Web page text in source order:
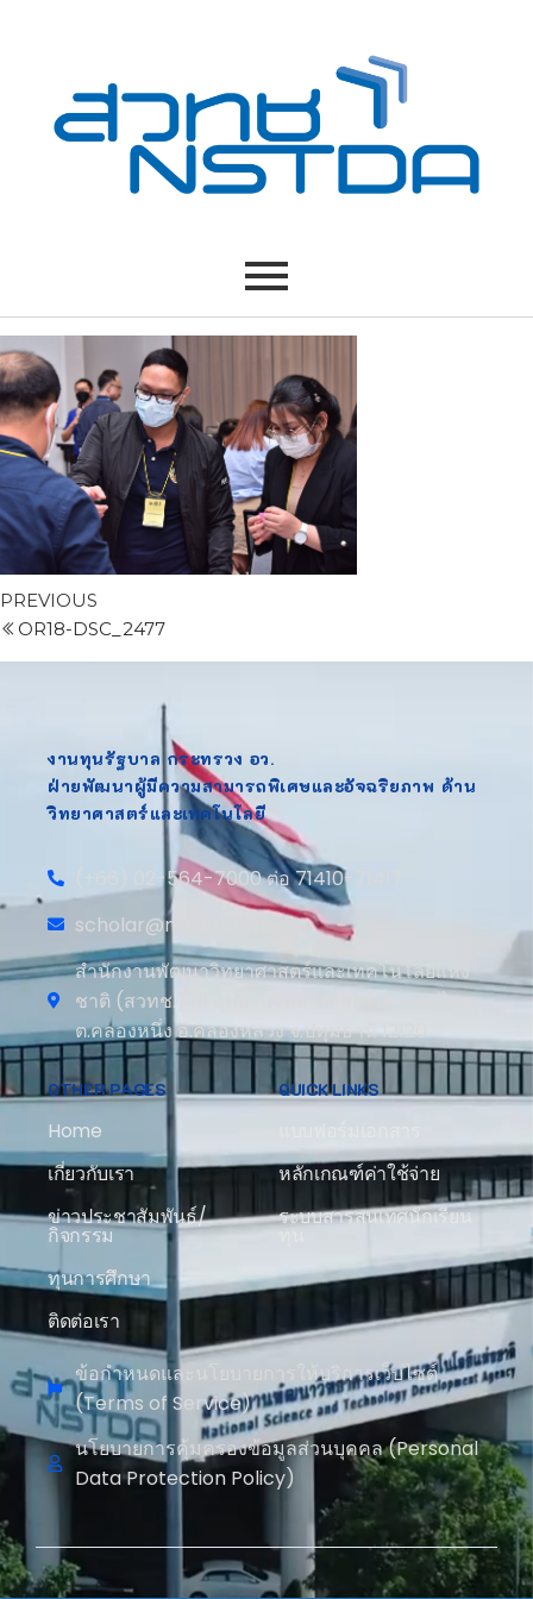
PREVIOUS
OR18-DSC_2477
งานทุนรัฐบาล กระทรวง อว.
ฝ่ายพัฒนาผู้มีความสามารถพิเศษและอัจฉริยภาพ ด้าน
วิทยาศาสตร์และเทคโนโลยี
(+66) 02-564-7000 ต่อ 71410-71417
scholar@nstda.or.th
สำนักงานพัฒนาวิทยาศาสตร์และเทคโนโลยีแห่ง
ชาติ (สวทช.) 111 อุทยานวิทยาศาสตร์ประเทศไทย
ต.คลองหนึ่ง อ.คลองหลวง จ.ปทุมธานี 12120
OTHER PAGES
Home
เกี่ยวกับเรา
ข่าวประชาสัมพันธ์/
กิจกรรม
ทุนการศึกษา
ติดต่อเรา
QUICK LINKS
หลักเกณฑ์ค่าใช้จ่าย
ระบบสารสนเทศนักเรียน
ทุน
ข้อกำหนดและนโยบายการให้บริการเว็บไซต์
(Terms of Service)
นโยบายการคุ้มครองข้อมูลส่วนบุคคล (Personal
Data Protection Policy)